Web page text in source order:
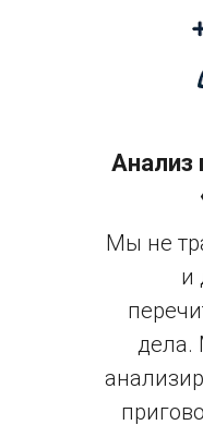
Анализ
Мы не
и
дела.